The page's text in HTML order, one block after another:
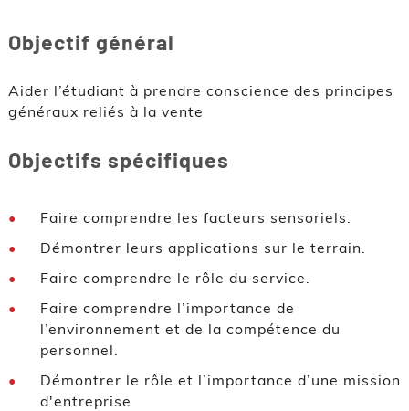
Objectif général
Aider l’étudiant à prendre conscience des principes
généraux reliés à la vente
Objectifs spécifiques
Faire comprendre les facteurs sensoriels.
Démontrer leurs applications sur le terrain.
Faire comprendre le rôle du service.
Faire comprendre l’importance de
l’environnement et de la compétence du
personnel.
Démontrer le rôle et l’importance d’une mission
d'entreprise